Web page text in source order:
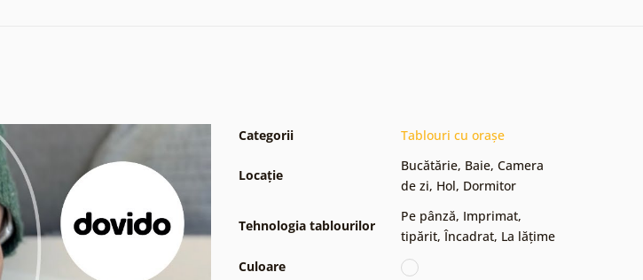
Categorii Tablouri cu orașe
Locație
Bucătărie, Baie, Camera
de zi, Hol, Dormitor
Tehnologia tablourilor
Pe pânză, Imprimat,
tipărit,Încadrat, La lățime
Culoare